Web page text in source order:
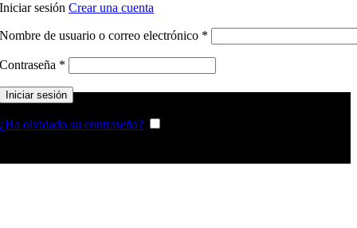
Iniciar sesión Crear una cuenta
Nombre de usuario o correo electrónico *
Contraseña *
Iniciar sesión
¿Ha olvidado su contraseña?